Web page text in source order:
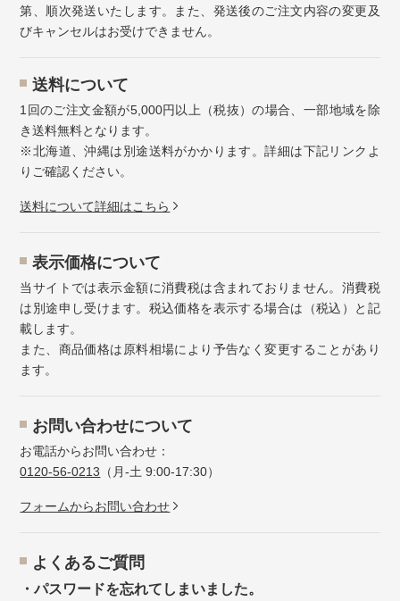
第、順次発送いたします。また、発送後のご注文内容の変更及
びキャンセルはお受けできません。
送料について
1回のご注文金額が5,000円以上（税抜）の場合、一部地域を除
き送料無料となります。
※北海道、沖縄は別途送料がかかります。詳細は下記リンクよ
りご確認ください。
送料について詳細はこちら
表示価格について
当サイトでは表示金額に消費税は含まれておりません。消費税
は別途申し受けます。税込価格を表示する場合は（税込）と記
載します。
また、商品価格は原料相場により予告なく変更することがあり
ます。
お問い合わせについて
お電話からお問い合わせ：
0120-56-0213 （月-土 9:00-17:30）
フォームからお問い合わせ
よくあるご質問
・パスワードを忘れてしまいました。